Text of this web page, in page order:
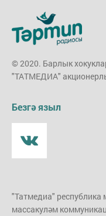
© 2020. Барлык
"ТАТМЕДИА"
"Татмедиа" республика
массакуләм
Безгә языл